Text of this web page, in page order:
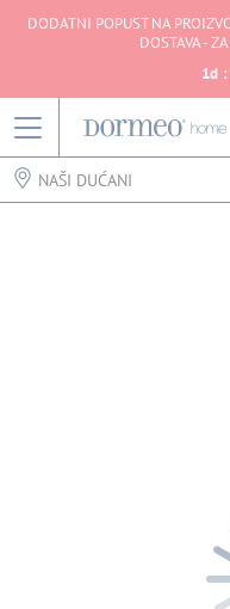
DODATNI POPUST NA
DOSTAVA -
1d :
NAŠI DUĆANI